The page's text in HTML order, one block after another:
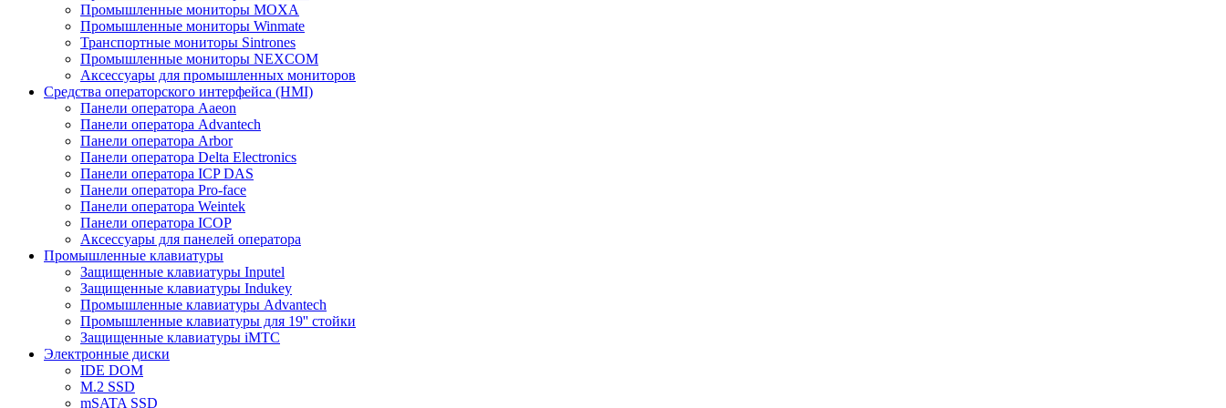
Промышленные мониторы MOXA
Промышленные мониторы Winmate
Транспортные мониторы Sintrones
Промышленные мониторы NEXCOM
Аксессуары для промышленных мониторов
Средства операторского интерфейса (HMI)
Панели оператора Aaeon
Панели оператора Advantech
Панели оператора Arbor
Панели оператора Delta Electronics
Панели оператора ICP DAS
Панели оператора Pro-face
Панели оператора Weintek
Панели оператора ICOP
Аксессуары для панелей оператора
Промышленные клавиатуры
Защищенные клавиатуры Inputel
Защищенные клавиатуры Indukey
Промышленные клавиатуры Advantech
Промышленные клавиатуры для 19'' стойки
Защищенные клавиатуры iMTC
Электронные диски
IDE DOM
M.2 SSD
mSATA SSD